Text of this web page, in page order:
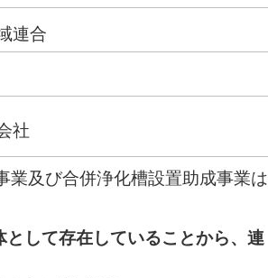
連合
社
業及び合併浄化槽設置助成事業は
して存在していることから、連